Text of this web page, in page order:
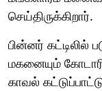
செய்திருக்கிறார்.
பின்னர் கட்டிலில்
மகனையும்
காவல்